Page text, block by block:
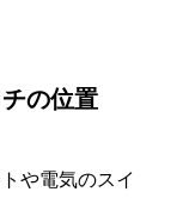
の位置
や電気のスイ